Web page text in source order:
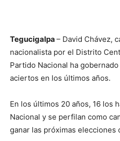
Tegucigalpa – David Chávez,
nacionalista por el Distrito
Partido Nacional ha
aciertos en los últimos años.
En los últimos 20 años, 16 los
Nacional y se perfilan como
ganar las próximas elecciones